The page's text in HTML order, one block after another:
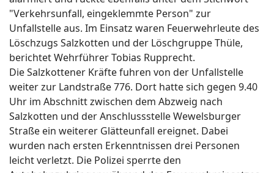
"Verkehrsunfall, eingeklemmte Person" zur
Unfallstelle aus. Im Einsatz waren Feuerwehrleute des
Löschzugs Salzkotten und der Löschgruppe Thüle,
berichtet Wehrführer Tobias Rupprecht.
Die Salzkottener Kräfte fuhren von der Unfallstelle
weiter zur Landstraße 776. Dort hatte sich gegen 9.40
Uhr im Abschnitt zwischen dem Abzweig nach
Salzkotten und der Anschlussstelle Wewelsburger
Straße ein weiterer Glätteunfall ereignet. Dabei
wurden nach ersten Erkenntnissen drei Personen
leicht verletzt. Die Polizei sperrte den